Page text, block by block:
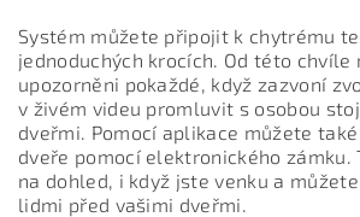
Systém můžete připojit k chytrému
jednoduchých krocích. Od této chvíle
upozorněni pokaždé, když zazvoní
v živém videu promluvit s osobou
dveřmi. Pomocí aplikace můžete
dveře pomocí elektronického zámku.
na dohled, i když jste venku a
lidmi před vašimi dveřmi.